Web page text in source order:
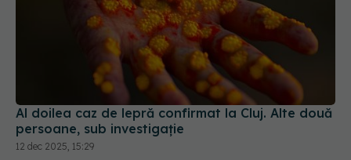
Al doilea caz de lepră confirmat la Cluj. Alte două
persoane, sub investigație
12 dec 2025, 15:29